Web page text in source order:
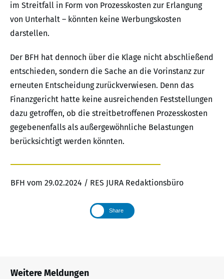
im Streitfall in Form von Prozesskosten zur Erlangung
von Unterhalt – könnten keine Werbungskosten
darstellen.
Der BFH hat dennoch über die Klage nicht abschließend
entschieden, sondern die Sache an die Vorinstanz zur
erneuten Entscheidung zurückverwiesen. Denn das
Finanzgericht hatte keine ausreichenden Feststellungen
dazu getroffen, ob die streitbetroffenen Prozesskosten
gegebenenfalls als außergewöhnliche Belastungen
berücksichtigt werden könnten.
BFH vom 29.02.2024 / RES JURA Redaktionsbüro
Share
Weitere Meldungen